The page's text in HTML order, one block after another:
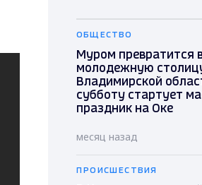
ОБЩЕСТВО
Муром превратится
молодежную
Владимирской
субботу стартует
праздник на Оке
месяц назад
ПРОИСШЕСТВИЯ